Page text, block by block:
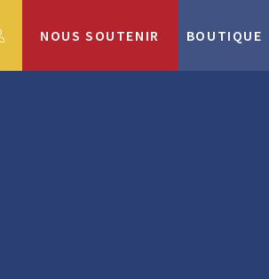
NOUS SOUTENIR BOUTIQUE